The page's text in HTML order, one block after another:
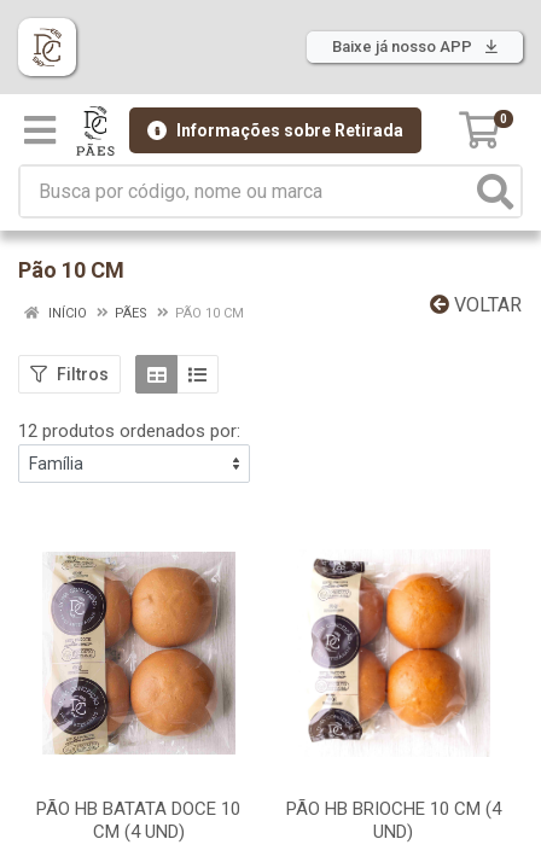
Baixe já nosso APP
Informações sobre Retirada
0
Pão 10 CM
VOLTAR
INÍCIO PÃES PÃO 10 CM
Filtros
12 produtos ordenados por:
PÃO HB BATATA DOCE 10
CM (4 UND)
PÃO HB BRIOCHE 10 CM (4
UND)